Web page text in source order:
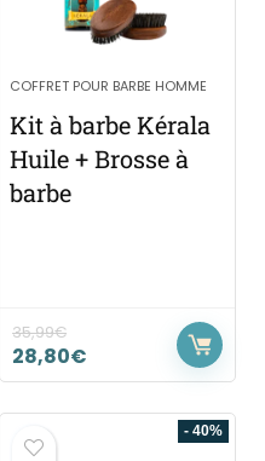
COFFRET POUR BARBE HOMME
Kit à barbe Kérala
Huile + Brosse à
barbe
35,99€
28,80€
- 40%